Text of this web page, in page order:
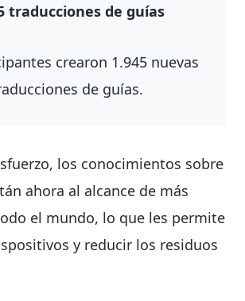
traducciones de guías
crearon 1.945 nuevas
de guías.
los conocimientos sobre
ahora al alcance de más
el mundo, lo que les permite
y reducir los residuos